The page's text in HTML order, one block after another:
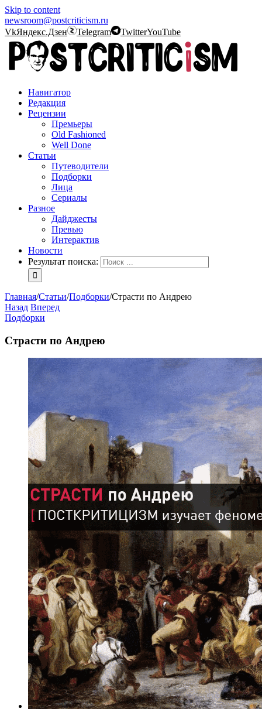
Skip to content
newsroom@postcriticism.ru
VkЯндекс.Дзен Telegram TwitterYouTube
Навигатор
Редакция
Рецензии
Премьеры
Old Fashioned
Well Done
Статьи
Путеводители
Подборки
Лица
Сериалы
Разное
Дайджесты
Превью
Интерактив
Новости
Результат поиска:
Главная/Статьи/Подборки/Страсти по Андрею
Назад Вперед
Подборки
Страсти по Андрею